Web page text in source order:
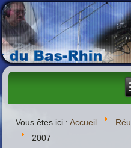
Vous êtes ici :Accueil
2007